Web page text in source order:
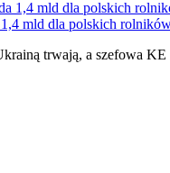
mld dla polskich
trwają, a szefowa